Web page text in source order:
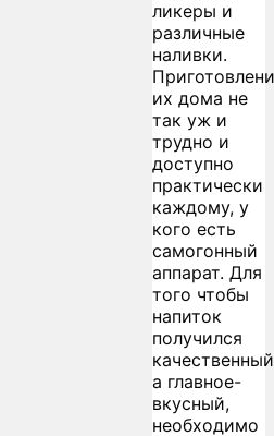
ликеры и
различные
наливки.
их дома не
так уж и
трудно и
доступно
практически
каждому, у
кого есть
самогонный
аппарат. Для
того чтобы
напиток
получился
а главное-
вкусный,
необходимо